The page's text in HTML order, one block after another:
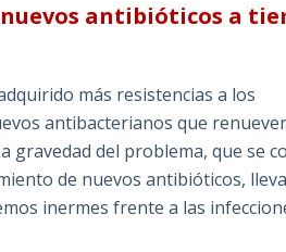
antibióticos a
más resistencias a los
antibacterianos que
gravedad del problema, que se
de nuevos antibióticos,
inermes frente a las